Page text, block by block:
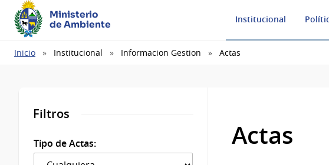
Ministerio
de Ambiente
Institucional
Ruta
Inicio Institucional Informacion Gestion Actas
Filtros
Tipo de Actas: Actas